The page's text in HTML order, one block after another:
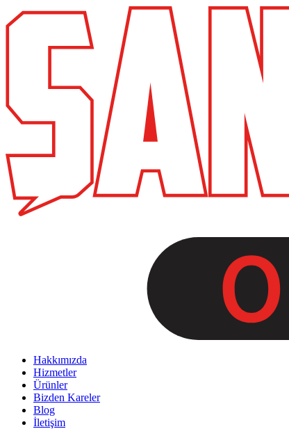
Hakkımızda
Hizmetler
Ürünler
Bizden Kareler
Blog
İletişim